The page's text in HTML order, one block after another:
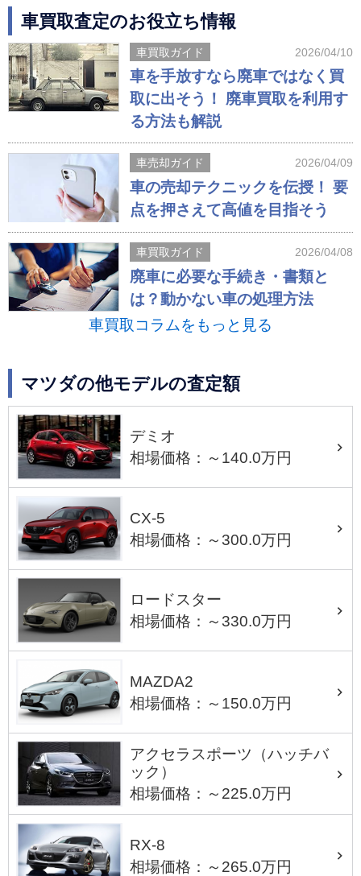
車買取査定のお役立ち情報
車買取ガイド 2026/04/10
車を手放すなら廃車ではなく買
取に出そう！ 廃車買取を利用す
る方法も解説
車売却ガイド 2026/04/09
車の売却テクニックを伝授！ 要
点を押さえて高値を目指そう
車買取ガイド 2026/04/08
廃車に必要な手続き・書類と
は？動かない車の処理方法
車買取コラムをもっと見る
マツダの他モデルの査定額
デミオ
相場価格：～140.0万円
CX-5
相場価格：～300.0万円
ロードスター
相場価格：～330.0万円
MAZDA2
相場価格：～150.0万円
アクセラスポーツ（ハッチバ
ック）
相場価格：～225.0万円
RX-8
相場価格：～265.0万円